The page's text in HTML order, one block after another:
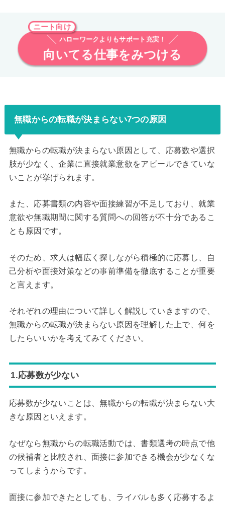
ニート向け
ハローワークよりもサポート充実！
向いてる仕事をみつける
無職からの転職が決まらない7つの原因
無職からの転職が決まらない原因として、応募数や選択
肢が少なく、企業に直接就業意欲をアピールできていな
いことが挙げられます。
また、応募書類の内容や面接練習が不足しており、就業
意欲や無職期間に関する質問への回答が不十分であるこ
とも原因です。
そのため、求人は幅広く探しながら積極的に応募し、自
己分析や面接対策などの事前準備を徹底することが重要
と言えます。
それぞれの理由について詳しく解説していきますので、
無職からの転職が決まらない原因を理解した上で、何を
したらいいかを考えてみてください。
1.応募数が少ない
応募数が少ないことは、無職からの転職が決まらない大
きな原因といえます。
なぜなら無職からの転職活動では、書類選考の時点で他
の候補者と比較され、面接に参加できる機会が少なくな
ってしまうからです。
面接に参加できたとしても、ライバルも多く応募するよ